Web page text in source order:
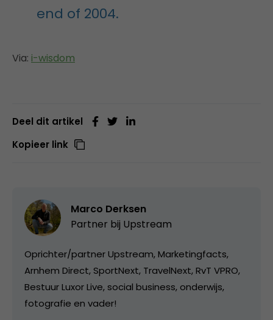
end of 2004.
Via: i-wisdom
Deel dit artikel
Kopieer link
Marco Derksen
Partner bij Upstream
Oprichter/partner Upstream, Marketingfacts,
Arnhem Direct, SportNext, TravelNext, RvT VPRO,
Bestuur Luxor Live, social business, onderwijs,
fotografie en vader!